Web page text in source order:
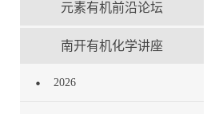
元素有机前沿论坛
南开有机化学讲座
2026